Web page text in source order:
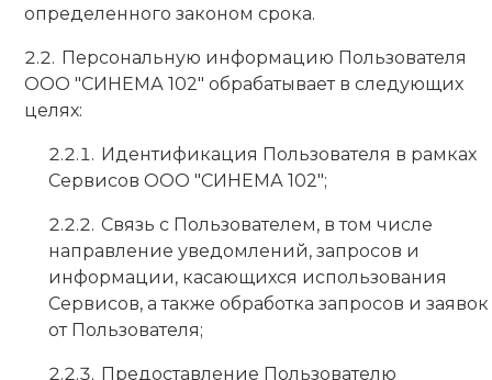
определенного законом срока.
Персональную информацию Пользователя
ООО "СИНЕМА 102" обрабатывает в следующих
целях:
Идентификация Пользователя в рамках
Сервисов ООО "СИНЕМА 102";
Связь с Пользователем, в том числе
направление уведомлений, запросов и
информации, касающихся использования
Сервисов, а также обработка запросов и заявок
от Пользователя;
Предоставление Пользователю